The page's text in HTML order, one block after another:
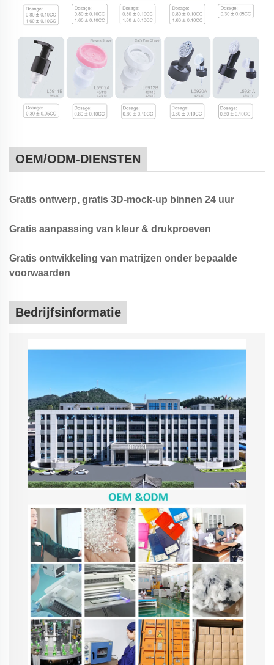
OEM/ODM-DIENSTEN
Gratis ontwerp, gratis 3D-mock-up binnen 24 uur
Gratis aanpassing van kleur & drukproeven
Gratis ontwikkeling van matrijzen onder bepaalde
voorwaarden
Bedrijfsinformatie